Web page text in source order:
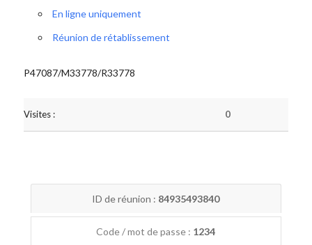
En ligne uniquement
Réunion de rétablissement
P47087/M33778/R33778
Visites : 0
ID de réunion : 84935493840
Code / mot de passe : 1234